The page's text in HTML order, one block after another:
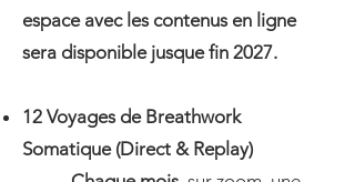
espace avec les contenus en ligne
sera disponible jusque fin 2027.
12 Voyages de Breathwork
Somatique (Direct & Replay)